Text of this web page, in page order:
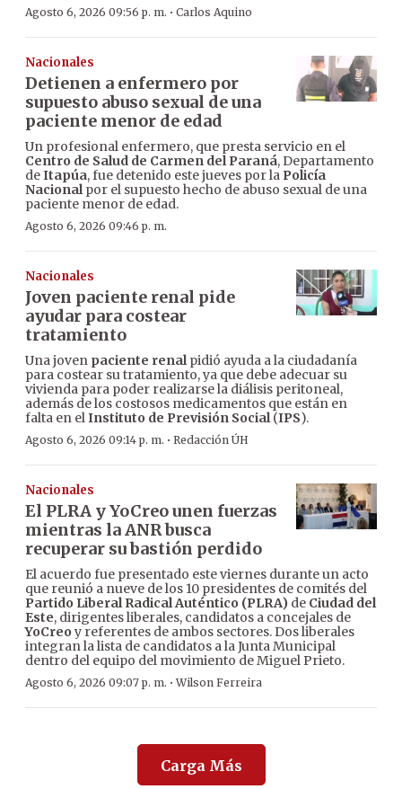
Agosto 6, 2026 09:56 p. m. · Carlos Aquino
Nacionales
Detienen a enfermero por
supuesto abuso sexual de una
paciente menor de edad
Un profesional enfermero, que presta servicio en el
Centro de Salud de Carmen del Paraná, Departamento
deItapúa, fue detenido este jueves por la Policía
Nacionalpor el supuesto hecho de abuso sexual de una
paciente menor de edad.
Agosto 6, 2026 09:46 p. m.
Nacionales
Joven paciente renal pide
ayudar para costear
tratamiento
Una joven paciente renalpidió ayuda a la ciudadanía
para costear su tratamiento, ya que debe adecuar su
vivienda para poder realizarse la diálisis peritoneal,
además de los costosos medicamentos que están en
falta en elInstituto de Previsión Social(IPS).
Agosto 6, 2026 09:14 p. m. · Redacción ÚH
Nacionales
El PLRA y YoCreo unen fuerzas
mientras la ANR busca
recuperar su bastión perdido
El acuerdo fue presentado este viernes durante un acto
que reunió a nueve de los 10 presidentes de comités del
Partido Liberal Radical Auténtico (PLRA) de Ciudad del
Este, dirigentes liberales, candidatos a concejales de
YoCreo y referentes de ambos sectores. Dos liberales
integran la lista de candidatos a la Junta Municipal
dentro del equipo del movimiento de Miguel Prieto.
Agosto 6, 2026 09:07 p. m. ·Wilson Ferreira
Carga Más